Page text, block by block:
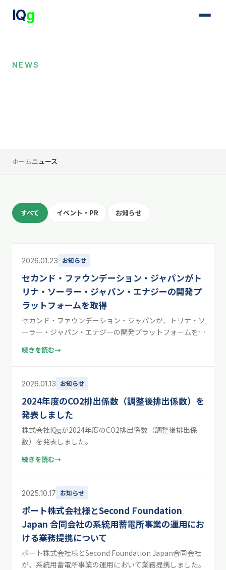
IQg
NEWS
ホームニュース
すべて イベント・PR お知らせ
2026.01.23 お知らせ
セカンド・ファウンデーション・ジャパンがト
リナ・ソーラー・ジャパン・エナジーの開発プ
ラットフォームを取得
セカンド・ファウンデーション・ジャパンが、トリナ・ソ
ーラー・ジャパン・エナジーの開発プラットフォームを取
続きを読む→
2026.01.13 お知らせ
2024年度のCO2排出係数（調整後排出係数）を
発表しました
株式会社IQgが2024年度のCO2排出係数（調整後排出係
数）を発表しました。
続きを読む→
2025.10.17 お知らせ
ポート株式会社様とSecond Foundation
Japan 合同会社の系統用蓄電所事業の運用にお
ける業務提携について
ポート株式会社様とSecond Foundation Japan合同会社
が、系統用蓄電所事業の運用において業務提携しました。